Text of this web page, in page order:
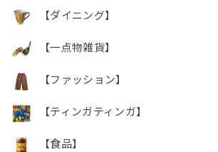
【ダイニング】
【一点物雑貨】
【ファッション】
【ティンガティンガ】
【食品】